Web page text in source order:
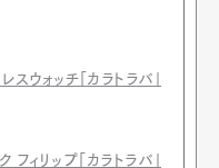
ウォッチ「カラトラバ」
ィリップ「カラトラバ」